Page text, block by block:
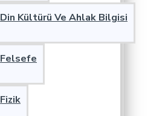
Din Kültürü Ve Ahlak Bilgisi
Felsefe
Fizik